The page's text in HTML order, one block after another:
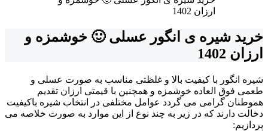
خرید شیره ی انگور عسلی 🙂 خوشمزه و
ارزان 1402
شیره انگور با کیفیت بالا و غلظتی مناسب به صورت عسلی و
طعمی فوق العاده خوشمزه و همچنین با قیمتی ارزان تقدیم
هموطنان گرامی می گردد عوامل مختلفی در انتخاب شیره باکیفیت
دخالت دارند که در زیر به چند نوع از این موارد به صورت خلاصه می
پردازیم: